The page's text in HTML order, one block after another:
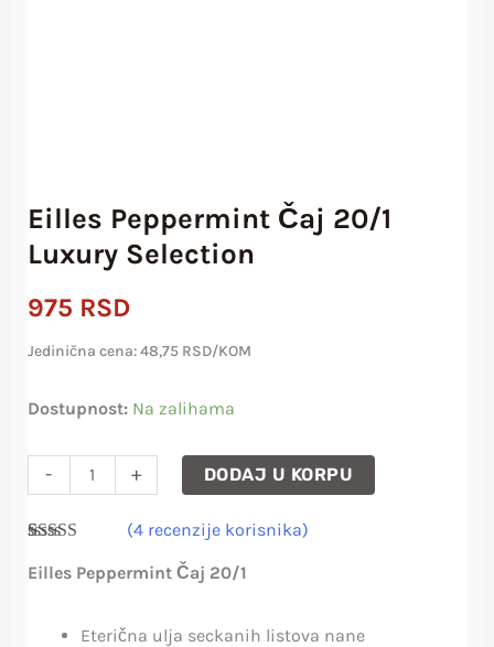
Eilles Peppermint Čaj 20/1
Luxury Selection
975 RSD
Jedinična cena: 48,75 RSD/KOM
Dostupnost: Na zalihama
- + DODAJ U KORPU
5.00od 5 na
(4 recenzije korisnika)
Eilles Peppermint Čaj 20/1
Eterična ulja seckanih listova nane